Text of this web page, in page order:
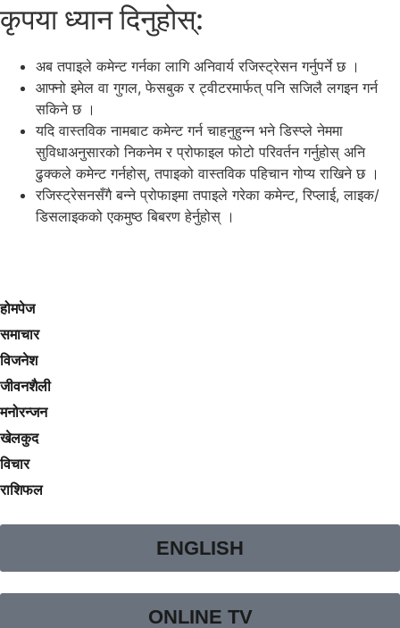
कृपया ध्यान दिनुहोस्:
अब तपाइले कमेन्ट गर्नका लागि अनिवार्य रजिस्ट्रेसन गर्नुपर्ने छ ।
आफ्नो इमेल वा गुगल, फेसबुक र ट्वीटरमार्फत् पनि सजिलै लगइन गर्न
सकिने छ ।
यदि वास्तविक नामबाट कमेन्ट गर्न चाहनुहुन्न भने डिस्प्ले नेममा
सुविधाअनुसारको निकनेम र प्रोफाइल फोटो परिवर्तन गर्नुहोस् अनि
ढुक्कले कमेन्ट गर्नहोस्, तपाइको वास्तविक पहिचान गोप्य राखिने छ ।
रजिस्ट्रेसनसँगै बन्ने प्रोफाइमा तपाइले गरेका कमेन्ट, रिप्लाई, लाइक/
डिसलाइकको एकमुष्ठ बिबरण हेर्नुहोस् ।
होमपेज
समाचार
विजनेश
जीवनशैली
मनोरन्जन
खेलकुद
विचार
राशिफल
ENGLISH
ONLINE TV